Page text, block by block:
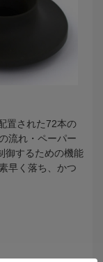
置された72本の
流れ・ペーパー
御するための機能
早く落ち、かつ